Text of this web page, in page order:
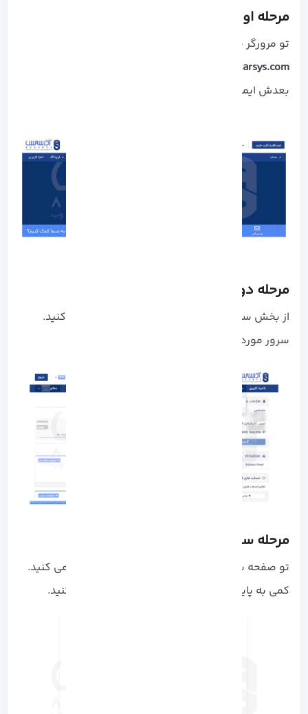
مرحله اول: ورود به پنل کاربری
تو مرورگر خود آدرس زیر رو وارد کنید:
my.azarsys.com
بعدش ایمیل و رمز عبور خود رو وارد کنید.
مرحله دوم: انتخاب سرویس
از بخش سرویس‌ ها روی سرویس‌ های من کلیک کنید.
سرور مورد نظرتون رو انتخاب کنید.
مرحله سوم: نصب مجدد سیستم‌ عامل
تو صفحه سرور، سیستم‌ عامل فعلی رو مشاهده می‌ کنید.
کمی به پایین اسکرول کنید و روی Install کلیک کنید.